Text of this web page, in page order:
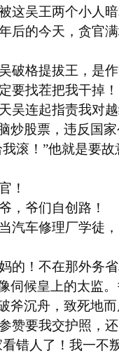
这吴王两个小人暗
后的今天，贪官
破格提拔王，是
要找茬把我干掉！
吴连起指责我对
炒股票，违反国
我滚！”他就是要
！
，爷们自创路！
汽车修理厂学徒
的！不在那外务
伺候皇上的太监
斧沉舟，致死地而
赞要我交护照，
错人了！我一不